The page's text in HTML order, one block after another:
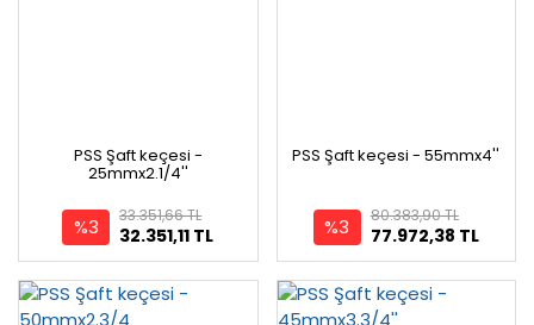
PSS Şaft keçesi -
25mmx2.1/4''
%3 32.351,11 TL
33.351,66 TL
PSS Şaft keçesi - 55mmx4''
%3 77.972,38 TL
80.383,90 TL